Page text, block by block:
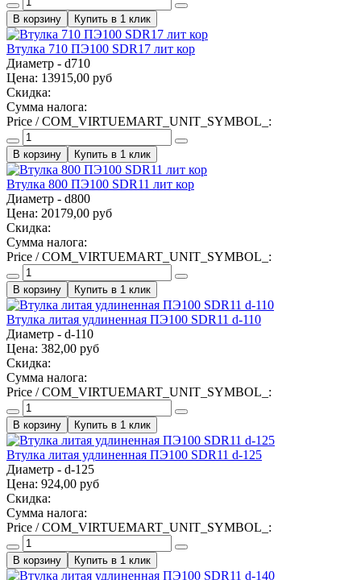
Купить в 1 клик
Втулка 710 ПЭ100 SDR17 лит кор
Диаметр - d710
Цена: 13915,00 руб
Скидка:
Сумма налога:
Price / COM_VIRTUEMART_UNIT_SYMBOL_:
Купить в 1 клик
Втулка 800 ПЭ100 SDR11 лит кор
Диаметр - d800
Цена: 20179,00 руб
Скидка:
Сумма налога:
Price / COM_VIRTUEMART_UNIT_SYMBOL_:
Купить в 1 клик
Втулка литая удлиненная ПЭ100 SDR11 d-110
Диаметр - d-110
Цена: 382,00 руб
Скидка:
Сумма налога:
Price / COM_VIRTUEMART_UNIT_SYMBOL_:
Купить в 1 клик
Втулка литая удлиненная ПЭ100 SDR11 d-125
Диаметр - d-125
Цена: 924,00 руб
Скидка:
Сумма налога:
Price / COM_VIRTUEMART_UNIT_SYMBOL_:
Купить в 1 клик